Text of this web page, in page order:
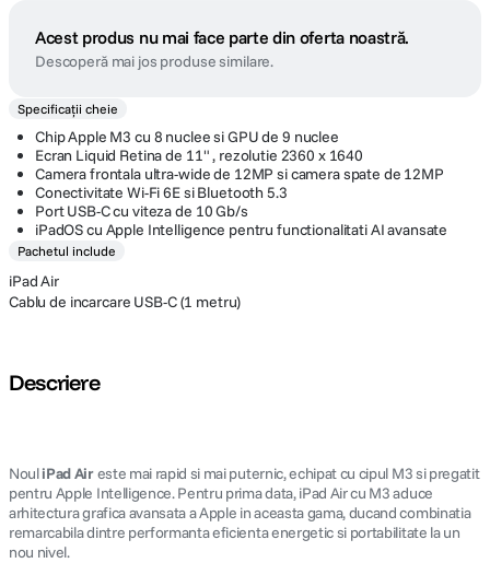
Acest produs nu mai face parte din oferta noastră.
Descoperă mai jos produse similare.
Specificații cheie
Chip Apple M3 cu 8 nuclee si GPU de 9 nuclee
Ecran Liquid Retina de 11" , rezolutie 2360 x 1640
Camera frontala ultra-wide de 12MP si camera spate de 12MP
Conectivitate Wi-Fi 6E si Bluetooth 5.3
Port USB-C cu viteza de 10 Gb/s
iPadOS cu Apple Intelligence pentru functionalitati AI avansate
Pachetul include
iPad Air
Cablu de incarcare USB-C (1 metru)
Descriere
NouliPad Aireste mai rapid si mai puternic, echipat cu cipul M3 si pregatit
pentru Apple Intelligence. Pentru prima data, iPad Air cu M3 aduce
arhitectura grafica avansata a Apple in aceasta gama, ducand combinatia
remarcabila dintre performanta eficienta energetic si portabilitate la un
nou nivel.